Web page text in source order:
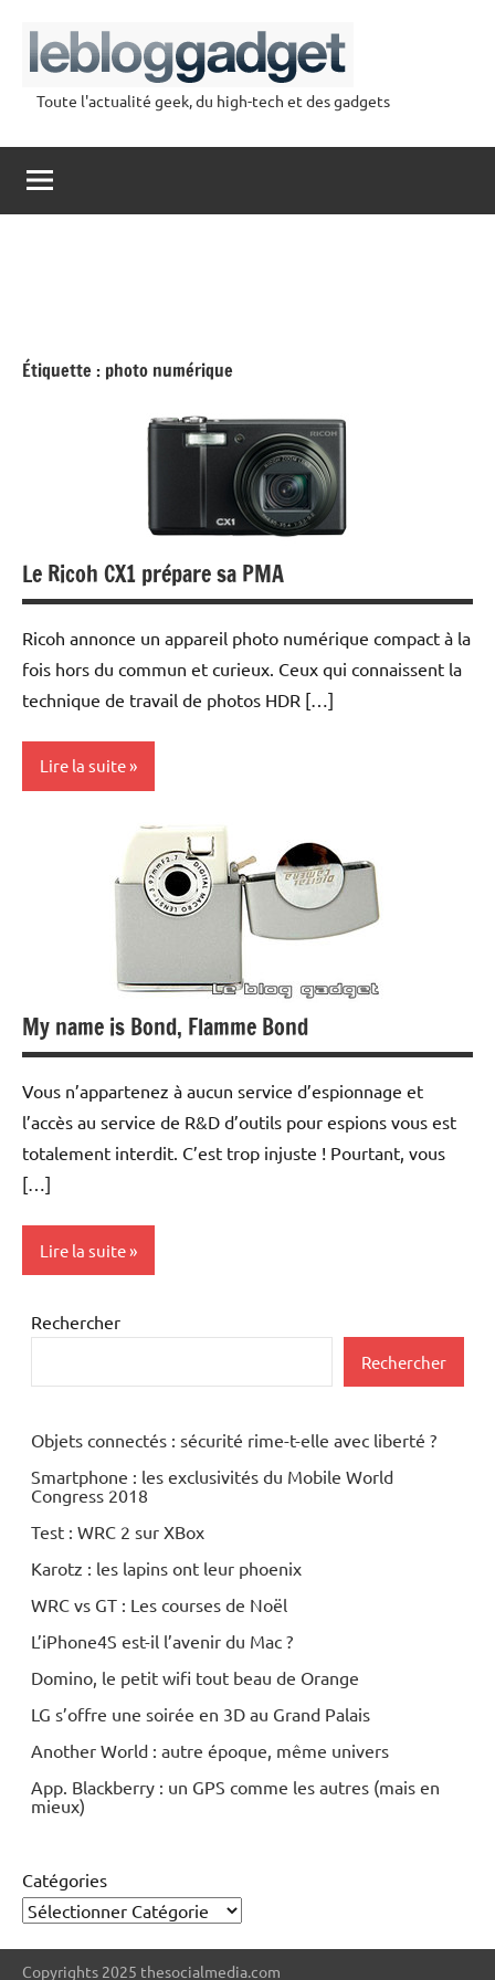
contenu
Toute l'actualité geek, du high-tech et des gadgets
Étiquette : photo numérique
Le Ricoh CX1 prépare sa PMA
Ricoh annonce un appareil photo numérique compact à la
fois hors du commun et curieux. Ceux qui connaissent la
technique de travail de photos HDR […]
Lire la suite
My name is Bond, Flamme Bond
Vous n’appartenez à aucun service d’espionnage et
l’accès au service de R&D d’outils pour espions vous est
totalement interdit. C’est trop injuste ! Pourtant, vous
[…]
Lire la suite
Photo
Numérique
Rechercher
Rechercher
Objets connectés : sécurité rime-t-elle avec liberté ?
Smartphone : les exclusivités du Mobile World
Congress 2018
Test : WRC 2 sur XBox
Karotz : les lapins ont leur phoenix
WRC vs GT : Les courses de Noël
L’iPhone4S est-il l’avenir du Mac ?
Domino, le petit wifi tout beau de Orange
LG s’offre une soirée en 3D au Grand Palais
Another World : autre époque, même univers
App. Blackberry : un GPS comme les autres (mais en
mieux)
Catégories
Copyrights 2025 thesocialmedia.com